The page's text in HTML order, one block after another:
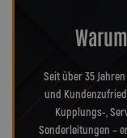
Seit über 35
und
Kupplungs-,
Sonderleitungen –